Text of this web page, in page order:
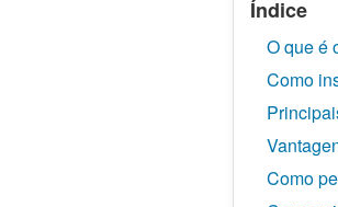
Índice
O que é
Como
Como